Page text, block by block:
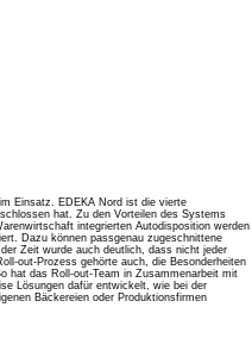
Einsatz. EDEKA Nord ist die vierte
hat. Zu den Vorteilen des Systems
integrierten Autodisposition werden
Dazu können passgenau zugeschnittene
Zeit wurde auch deutlich, dass nicht jeder
out-Prozess gehörte auch, die Besonderheiten
hat das Roll-out-Team in Zusammenarbeit mit
Lösungen dafür entwickelt, wie bei der
Bäckereien oder Produktionsfirmen